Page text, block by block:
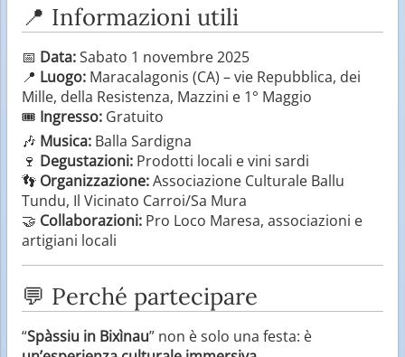
📍 Informazioni utili
📅 Data:Sabato 1 novembre 2025
📍 Luogo: Maracalagonis (CA) – vie Repubblica, dei
Mille, della Resistenza, Mazzini e 1° Maggio
🎟️ Ingresso: Gratuito
🎶 Musica: Balla Sardigna
🍷 Degustazioni: Prodotti locali e vini sardi
👣 Organizzazione:Associazione Culturale Ballu
Tundu, Il Vicinato Carroi/Sa Mura
🤝 Collaborazioni: Pro Loco Maresa, associazioni e
artigiani locali
💬 Perché partecipare
“Spàssiu in Bixìnau” non è solo una festa: è